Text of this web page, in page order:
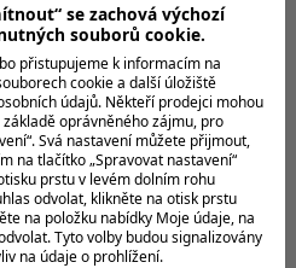
se zachová výchozí
souborů cookie.
přistupujeme k informacím na
cookie a další úložiště
údajů. Někteří prodejci mohou
oprávněného zájmu, pro
Svá nastavení můžete přijmout,
na tlačítko „Spravovat nastavení“
prstu v levém dolním rohu
odvolat, klikněte na otisk prstu
na položku nabídky Moje údaje, na
Tyto volby budou signalizovány
na údaje o prohlížení.